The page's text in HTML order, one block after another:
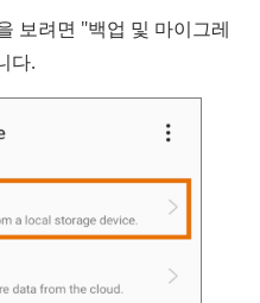
보려면 "백업 및 마이그레
다.